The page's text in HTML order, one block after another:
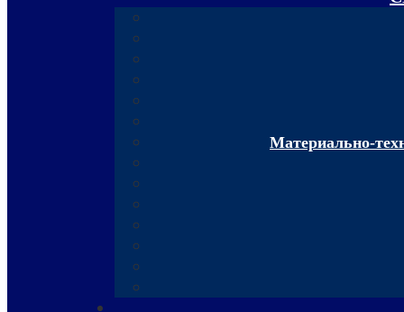
Материально-